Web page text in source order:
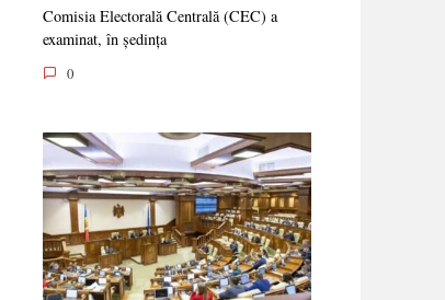
Comisia Electorală Centrală (CEC) a
examinat, în ședința
0